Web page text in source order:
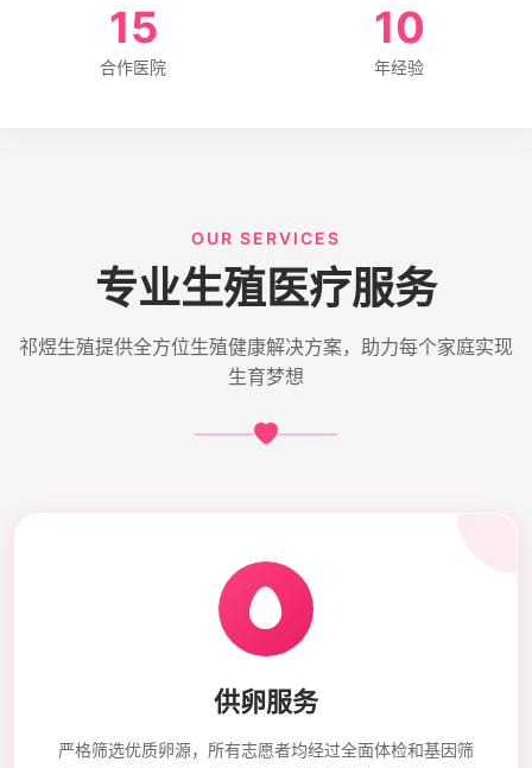
15
合作医院
10
年经验
OUR SERVICES
专业生殖医疗服务
祁煜生殖提供全方位生殖健康解决方案，助力每个家庭实现
生育梦想
供卵服务
严格筛选优质卵源，所有志愿者均经过全面体检和基因筛